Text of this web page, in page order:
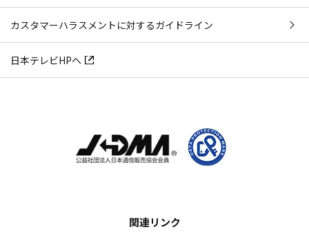
カスタマーハラスメントに対するガイドライン
日本テレビHPへ
関連リンク